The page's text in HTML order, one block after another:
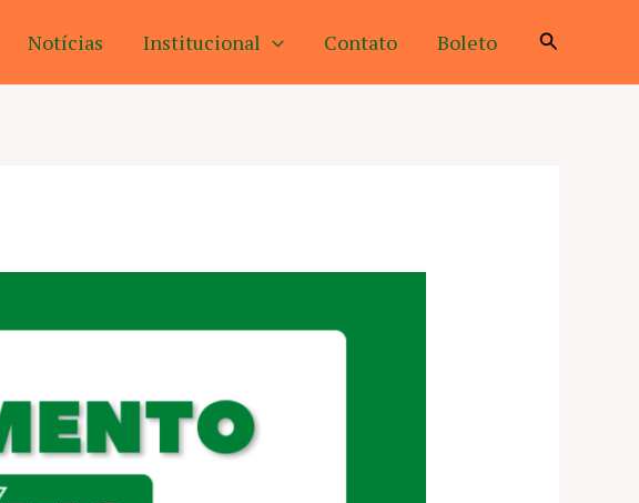
Notícias Institucional Contato Boleto Pesquisar